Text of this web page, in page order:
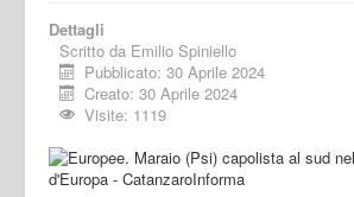
Dettagli
Scritto da Emilio Spiniello
Pubblicato: 30 Aprile 2024
Creato: 30 Aprile 2024
Visite: 1119